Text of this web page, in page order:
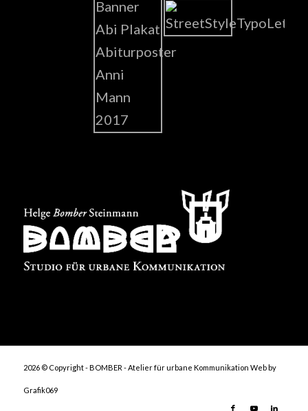
2026 © Copyright - BOMBER - Atelier für urbane Kommunikation Web by
Grafik069